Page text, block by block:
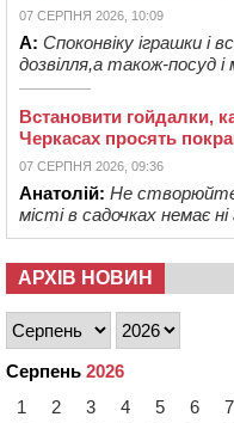
07 СЕРПНЯ 2026, 10:09
А: Споконвіку іграшки
дозвілля,а також-посуд і
Встановити гойдалки,
Черкасах просять
07 СЕРПНЯ 2026, 09:36
Анатолій: Не
місті в садочках немає ні
АРХІВ НОВИН
Серпень 2026
1
2 3 4 5 6 7